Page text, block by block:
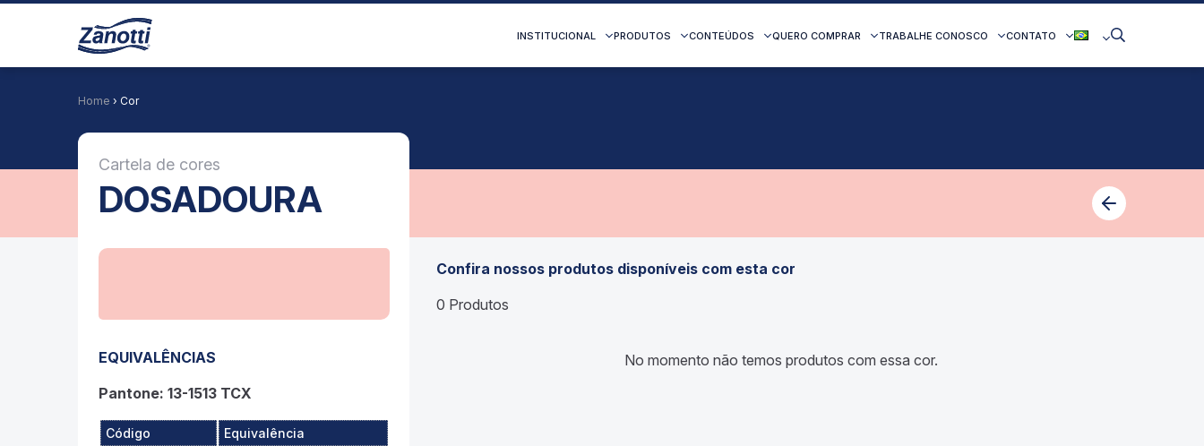
INSTITUCIONAL PRODUTOS CONTEÚDOS QUERO COMPRAR TRABALHE CONOSCO CONTATO
Home › Cor
Cartela de cores
DOSADOURA
EQUIVALÊNCIAS
Pantone: 13-1513 TCX
Código Equivalência
Confira nossos produtos disponíveis com esta cor
0 Produtos
No momento não temos produtos com essa cor.